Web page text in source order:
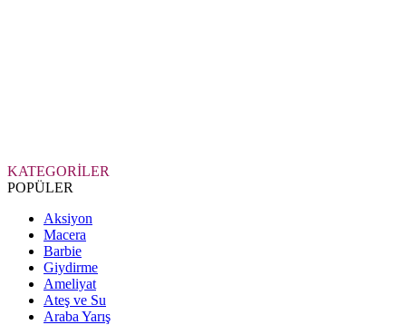
KATEGORİLER
POPÜLER
Aksiyon
Macera
Barbie
Giydirme
Ameliyat
Ateş ve Su
Araba Yarış